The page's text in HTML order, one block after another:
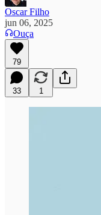
Oscar Filho
jun 06, 2025
Ouça
79
33 1